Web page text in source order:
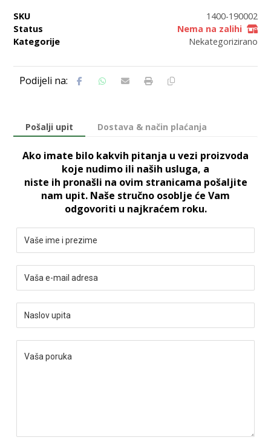
SKU
1400-190002
Status
Nema na zalihi
Kategorije
Nekategorizirano
Pošalji upit Dostava & način plaćanja
Ako imate bilo kakvih pitanja u vezi proizvoda
koje nudimo ili naših usluga, a
niste ih pronašli na ovim stranicama pošaljite
nam upit. Naše stručno osoblje će Vam
odgovoriti u najkraćem roku.